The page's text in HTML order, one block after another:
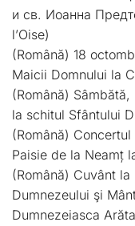
и св. Иоанна
l’Оise)
(Română) 18
Maicii Domnului la
(Română)
la schitul Sfântului
(Română)
Paisie de la Neamț
(Română) Cuvânt
Dumnezeului şi
Dumnezeiasca